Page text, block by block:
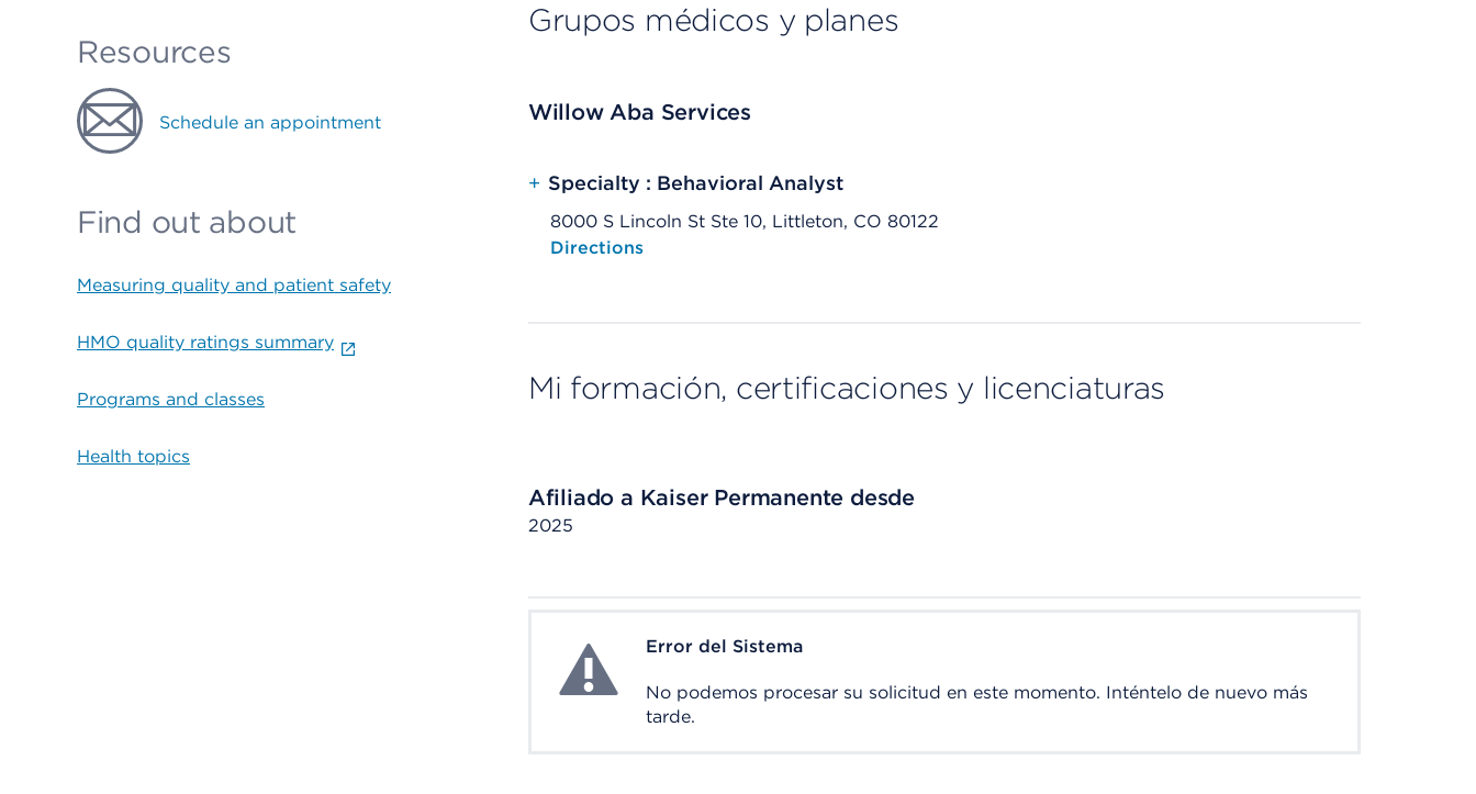
Resources
Schedule an appointment
Find out about
Measuring quality and patient safety
HMO quality ratings summary
Programs and classes
Health topics
Grupos médicos y planes
Willow Aba Services
+ Specialty : Behavioral Analyst
8000 S Lincoln St Ste 10, Littleton, CO 80122
Opens native map application on mobile devices
Directions
Mi formación, certificaciones y licenciaturas
Afiliado a Kaiser Permanente desde
2025
System ErrorError del Sistema
No podemos procesar su solicitud en este momento. Inténtelo de nuevo más
tarde.